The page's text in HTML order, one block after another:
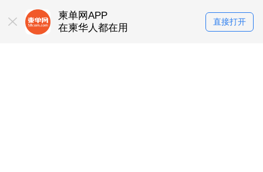
柬单网APP
在柬华人都在用
直接打开